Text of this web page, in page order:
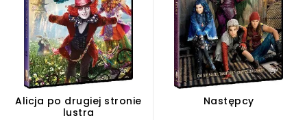
Alicja po drugiej stronie
lustra
Następcy